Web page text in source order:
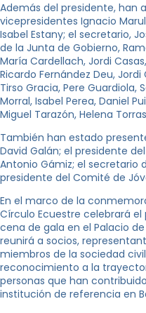
Además del presidente, han
vicepresidentes Ignacio
Isabel Estany; el secretario,
de la Junta de Gobierno,
María Cardellach, Jordi
Ricardo Fernández Deu,
Tirso Gracia, Pere Guardiola,
Morral, Isabel Perea, Daniel
Miguel Tarazón, Helena
También han estado
David Galán; el presidente
Antonio Gámiz; el secretario
presidente del Comité de
En el marco de la
Círculo Ecuestre celebrará
cena de gala en el Palacio
reunirá a socios,
miembros de la sociedad
reconocimiento a la
personas que han
institución de referencia en